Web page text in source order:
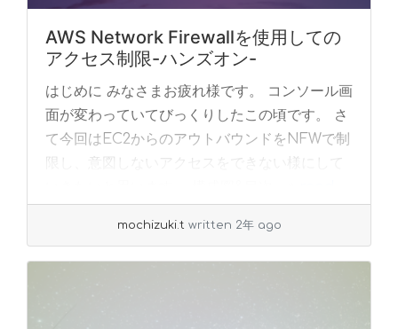
AWS Network Firewallを使用しての
アクセス制限-ハンズオン-
はじめに みなさまお疲れ様です。 コンソール画
面が変わっていてびっくりしたこの頃です。 さ
て今回はEC2からのアウトバウンドをNFWで制
限し、意図しないアクセスをできない様にして
mochizuki.t written 2年 ago